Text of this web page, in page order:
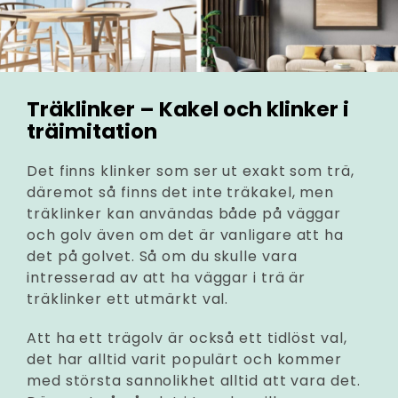
Träklinker – Kakel och klinker i
träimitation
Det finns klinker som ser ut exakt som trä,
däremot så finns det inte träkakel, men
träklinker kan användas både på väggar
och golv även om det är vanligare att ha
det på golvet. Så om du skulle vara
intresserad av att ha väggar i trä är
träklinker ett utmärkt val.
Att ha ett trägolv är också ett tidlöst val,
det har alltid varit populärt och kommer
med största sannolikhet alltid att vara det.